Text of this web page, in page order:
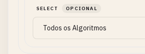
SELECT OPCIONAL